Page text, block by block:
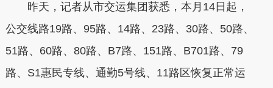
昨天，记者从市交运集团获悉，本月14日起，
公交线路19路、95路、14路、23路、30路、50路、
51路、60路、80路、B7路、151路、B701路、79
路、S1惠民专线、通勤5号线、11路区恢复正常运